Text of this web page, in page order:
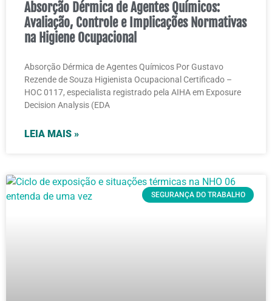
Absorção Dérmica de Agentes Químicos:
Avaliação, Controle e Implicações Normativas
na Higiene Ocupacional
Absorção Dérmica de Agentes Químicos Por Gustavo
Rezende de Souza Higienista Ocupacional Certificado –
HOC 0117, especialista registrado pela AIHA em Exposure
Decision Analysis (EDA
LEIA MAIS »
SEGURANÇA DO TRABALHO